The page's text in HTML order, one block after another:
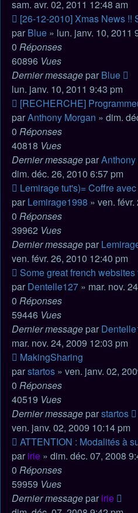
sam. avr. 02, 2011 12:48 am
Nouveau
message
[26-12-2010] Xmas News !!
par Blue » lun. janv. 10, 2011
0 Réponses
60896 Vues
Dernier message par Blue
lun. janv. 10, 2011 9:43 pm
Nouveau
message
[RECHERCHE]
parAnthony Morgan » dim.
0 Réponses
40818 Vues
Dernier message par
dim. déc. 26, 2010 6:57 pm
Nouveau
message
Lemirage tut's)= Coffre
par Lemirage1998 » ven.
0 Réponses
39962 Vues
Dernier message par
ven. févr. 26, 2010 12:40 pm
Nouveau
message
Some great french
par Dentelle127 » mar. nov.
0 Réponses
59446 Vues
Dernier message par
mar. nov. 24, 2009 12:03 pm
Nouveau
message
MakingSharing
parstartos » ven. janv. 02,
0 Réponses
40519 Vues
Dernier message parstartos
ven. janv. 02, 2009 10:14 pm
Nouveau
message
ATTENTION : Modalités à
par irie » dim. déc. 07, 2008
0 Réponses
59959 Vues
Dernier message par irie